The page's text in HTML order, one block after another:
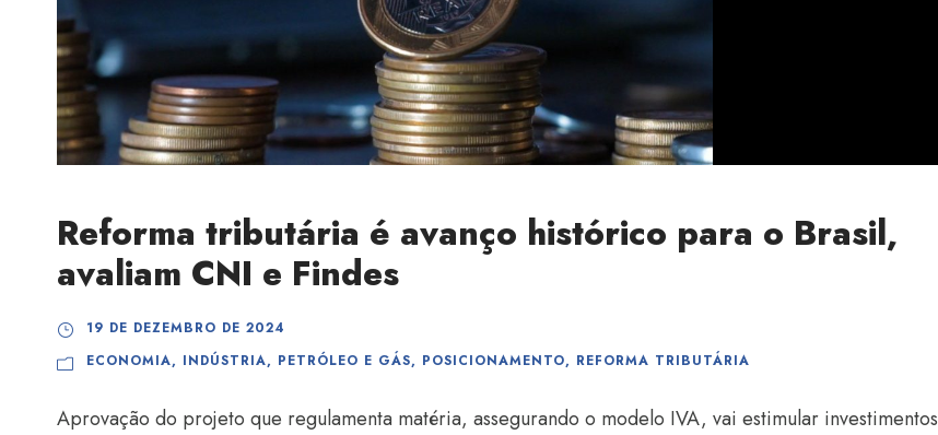
Reforma tributária é avanço histórico para o Brasil,
avaliam CNI e Findes
19 DE DEZEMBRO DE 2024
ECONOMIA, INDÚSTRIA, PETRÓLEO E GÁS, POSICIONAMENTO, REFORMA TRIBUTÁRIA
Aprovação do projeto que regulamenta matéria, assegurando o modelo IVA, vai estimular investimentos